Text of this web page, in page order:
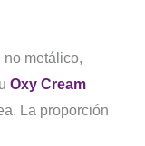
no metálico,
Oxy Cream
La proporción